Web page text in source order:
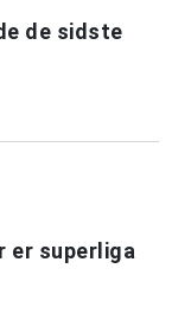
de sidste
er superliga